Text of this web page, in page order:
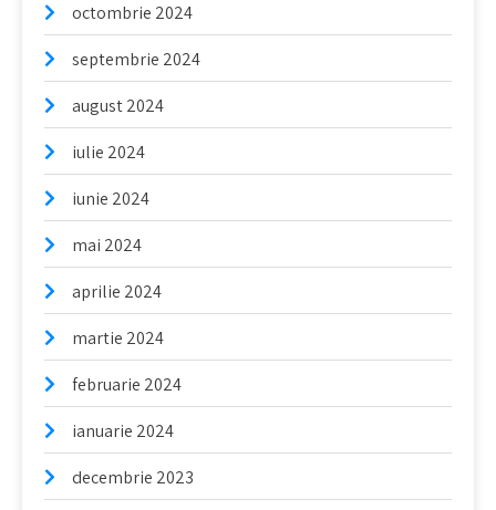
octombrie 2024
septembrie 2024
august 2024
iulie 2024
iunie 2024
mai 2024
aprilie 2024
martie 2024
februarie 2024
ianuarie 2024
decembrie 2023